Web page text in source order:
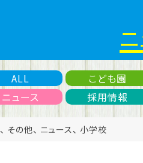
ALL こども園
ニュース
採用情報
、 その他、 ニュース、 小学校